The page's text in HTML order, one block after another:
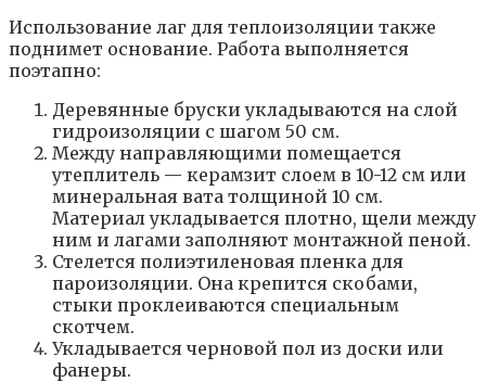
Использование лаг для теплоизоляции также
поднимет основание. Работа выполняется
поэтапно:
Деревянные бруски укладываются на слой
гидроизоляции с шагом 50 см.
Между направляющими помещается
утеплитель — керамзит слоем в 10-12 см или
минеральная вата толщиной 10 см.
Материал укладывается плотно, щели между
ним и лагами заполняют монтажной пеной.
Стелется полиэтиленовая пленка для
пароизоляции. Она крепится скобами,
стыки проклеиваются специальным
скотчем.
Укладывается черновой пол из доски или
фанеры.